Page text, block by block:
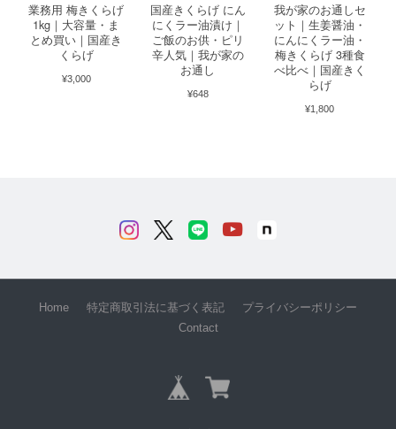
業務用 梅きくらげ
1kg｜大容量・ま
とめ買い｜国産き
くらげ
¥3,000
国産きくらげ にん
にくラー油漬け｜
ご飯のお供・ピリ
辛人気｜我が家の
お通し
¥648
我が家のお通しセ
ット｜生姜醤油・
にんにくラー油・
梅きくらげ 3種食
べ比べ｜国産きく
らげ
¥1,800
Home 特定商取引法に基づく表記
プライバシーポリシー
Contact